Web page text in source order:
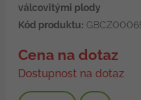
válcovitými plody
Kód produktu:
Cena na dotaz
Dostupnost na dotaz